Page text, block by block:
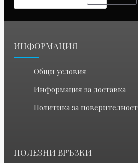
ИНФОРМАЦИЯ
Общи условия
Информация за доставка
Политика за поверителност
ПОЛЕЗНИ ВРЪЗКИ